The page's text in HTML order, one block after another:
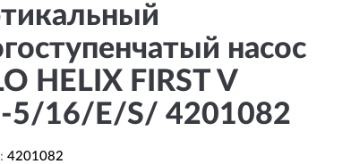
насос
HELIX FIRST V
5/16/E/S/ 4201082
4201082